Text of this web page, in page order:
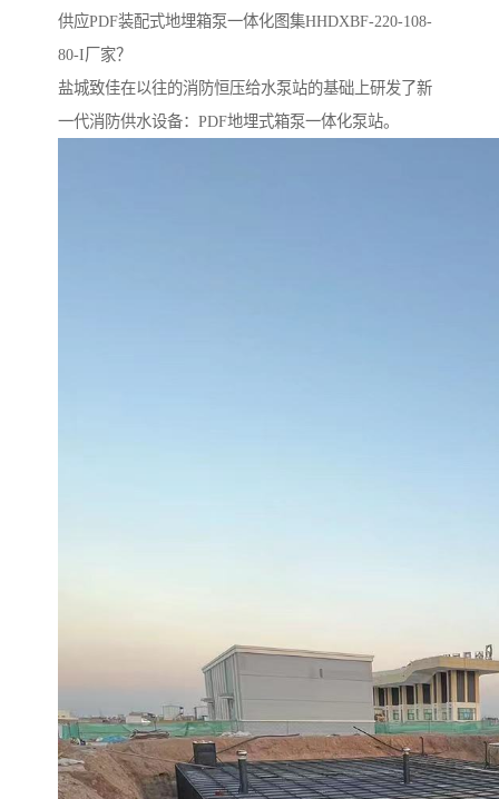
供应PDF装配式地埋箱泵一体化图集HHDXBF-220-108-
80-I厂家？
盐城致佳在以往的消防恒压给水泵站的基础上研发了新
一代消防供水设备：PDF地埋式箱泵一体化泵站。